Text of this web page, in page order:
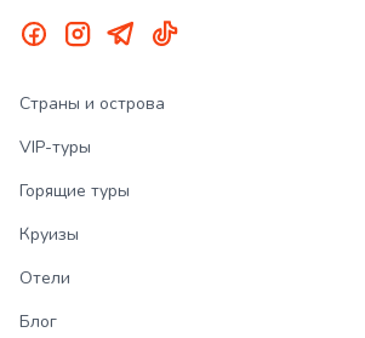
Страны и острова
VIP-туры
Горящие туры
Круизы
Отели
Блог